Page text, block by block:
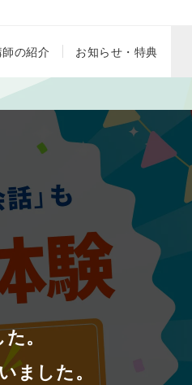
の紹介 お知らせ・特典
。
ました。